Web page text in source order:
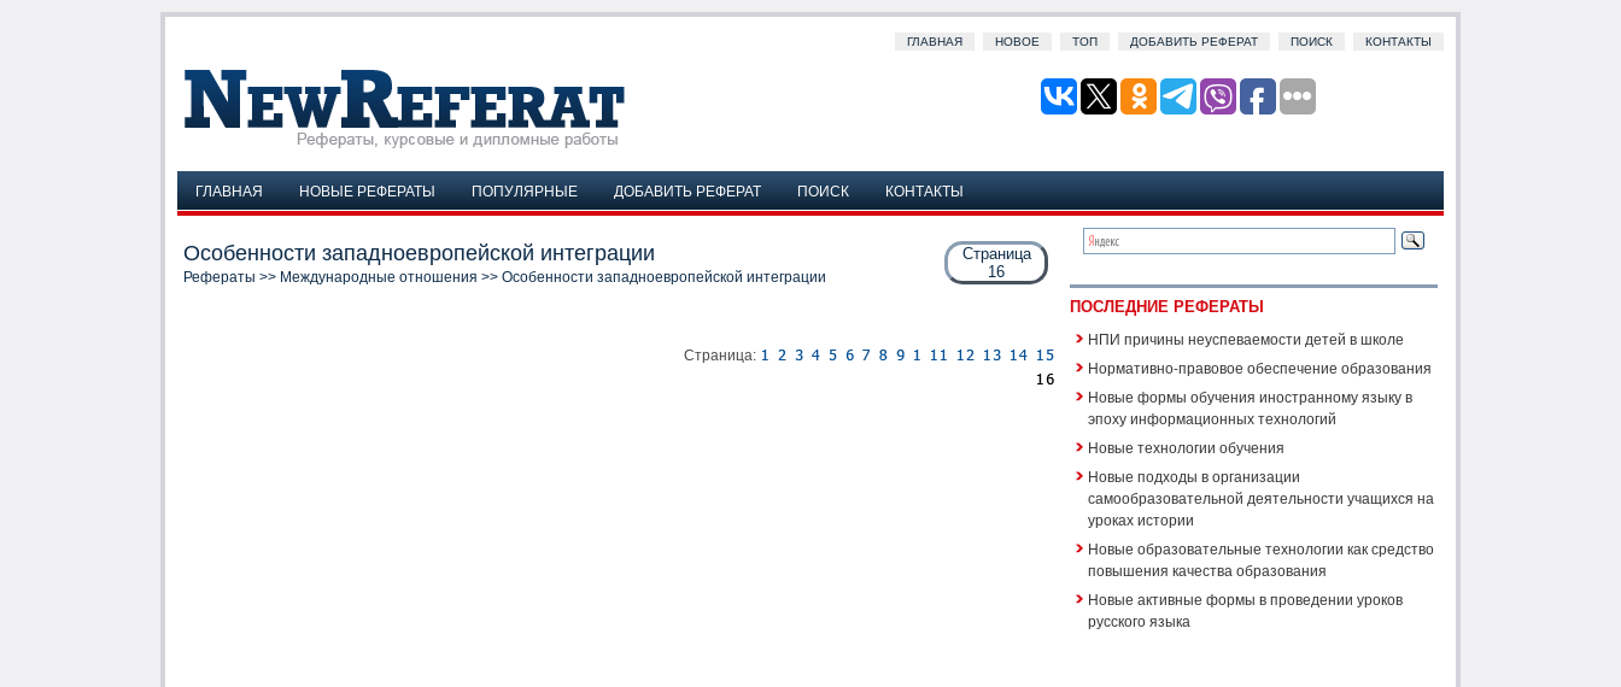
ГЛАВНАЯ НОВОЕ ТОП ДОБАВИТЬ РЕФЕРАТ ПОИСК КОНТАКТЫ
ГЛАВНАЯ НОВЫЕ РЕФЕРАТЫ ПОПУЛЯРНЫЕ ДОБАВИТЬ РЕФЕРАТ ПОИСК КОНТАКТЫ
Страница
16
Особенности западноевропейской интеграции
Рефераты >> Международные отношения >> Особенности западноевропейской интеграции
Страница:
ПОСЛЕДНИЕ РЕФЕРАТЫ
НПИ причины неуспеваемости детей в школе
Нормативно-правовое обеспечение образования
Новые формы обучения иностранному языку в
эпоху информационных технологий
Новые технологии обучения
Новые подходы в организации
самообразовательной деятельности учащихся на
уроках истории
Новые образовательные технологии как средство
повышения качества образования
Новые активные формы в проведении уроков
русского языка